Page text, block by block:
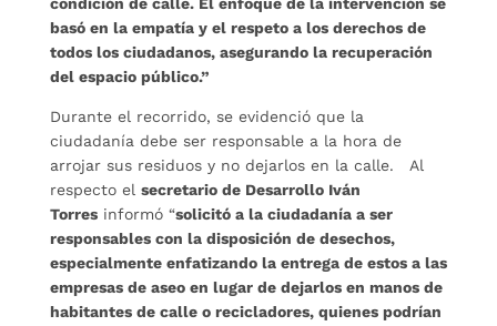
basó en la empatía y el respeto a los derechos de
todos los ciudadanos, asegurando la recuperación
del espacio público.”
Durante el recorrido, se evidenció que la
ciudadanía debe ser responsable a la hora de
arrojar sus residuos y no dejarlos en la calle. Al
respecto el secretario de Desarrollo Iván
Torresinformó “solicitó a la ciudadanía a ser
responsables con la disposición de desechos,
especialmente enfatizando la entrega de estos a las
empresas de aseo en lugar de dejarlos en manos de
habitantes de calle o recicladores, quienes podrían